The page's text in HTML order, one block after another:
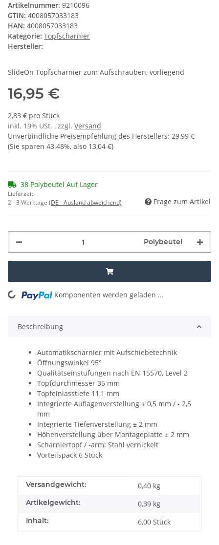
Artikelnummer: 9210096
GTIN: 4008057033183
HAN: 4008057033183
Kategorie: Topfscharnier
Hersteller:
SlideOn Topfscharnier zum Aufschrauben, vorliegend
16,95 €
2,83 € pro Stück
inkl. 19% USt. , zzgl. Versand
Unverbindliche Preisempfehlung des Herstellers: 29,99 €
(Sie sparen 43.48%, also 13,04 €)
38 Polybeutel Auf Lager
Lieferzeit:
2 - 3 Werktage (DE - Ausland abweichend) Frage zum Artikel
Polybeutel
Loading... Komponenten werden geladen ...
Beschreibung
Automatikscharnier mit Aufschiebetechnik
Öffnungswinkel 95°
Qualitätseinstufungen nach EN 15570, Level 2
Topfdurchmesser 35 mm
Topfeinlasstiefe 11,1 mm
Integrierte Auflagenverstellung + 0,5 mm / - 2,5
mm
Integrierte Tiefenverstellung ± 2 mm
Höhenverstellung über Montageplatte ± 2 mm
Scharniertopf / -arm: Stahl vernickelt
Vorteilspack 6 Stück
Produkteigenschaft
Wert
Versandgewicht: 0,40 kg
Artikelgewicht: 0,39 kg
Inhalt: 6,00 Stück